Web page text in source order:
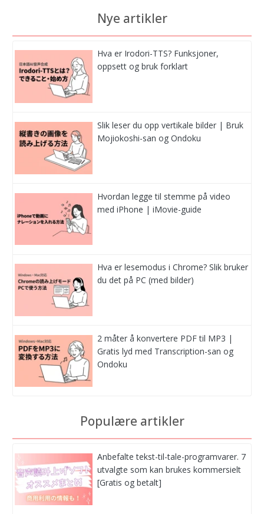
Nye artikler
Hva er Irodori-TTS? Funksjoner,
oppsett og bruk forklart
Slik leser du opp vertikale bilder | Bruk
Mojiokoshi-san og Ondoku
Hvordan legge til stemme på video
med iPhone | iMovie-guide
Hva er lesemodus i Chrome? Slik bruker
du det på PC (med bilder)
2 måter å konvertere PDF til MP3 |
Gratis lyd med Transcription-san og
Ondoku
Populære artikler
Anbefalte tekst-til-tale-programvarer. 7
utvalgte som kan brukes kommersielt
[Gratis og betalt]